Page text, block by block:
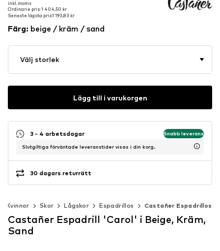
inkl. moms
Ordinarie pris: 1 404,50 kr
Senaste lägsta pris:1 193,83 kr
inkl. moms
Ordinarie pris: 1 404,50 kr
Senaste lägsta pris:1 193,83 kr
Färg: beige / kräm / sand
Välj storlek
Lägg till i varukorgen
3 - 4 arbetsdagar Snabb leverans
Slutgiltiga förväntade leveranstider visas i din korg.
30 dagars returrätt
Kvinnor Skor Lågskor Espadrillos Castañer Espadrillos
Castañer Espadrill 'Carol' i Beige, Kräm,
Sand